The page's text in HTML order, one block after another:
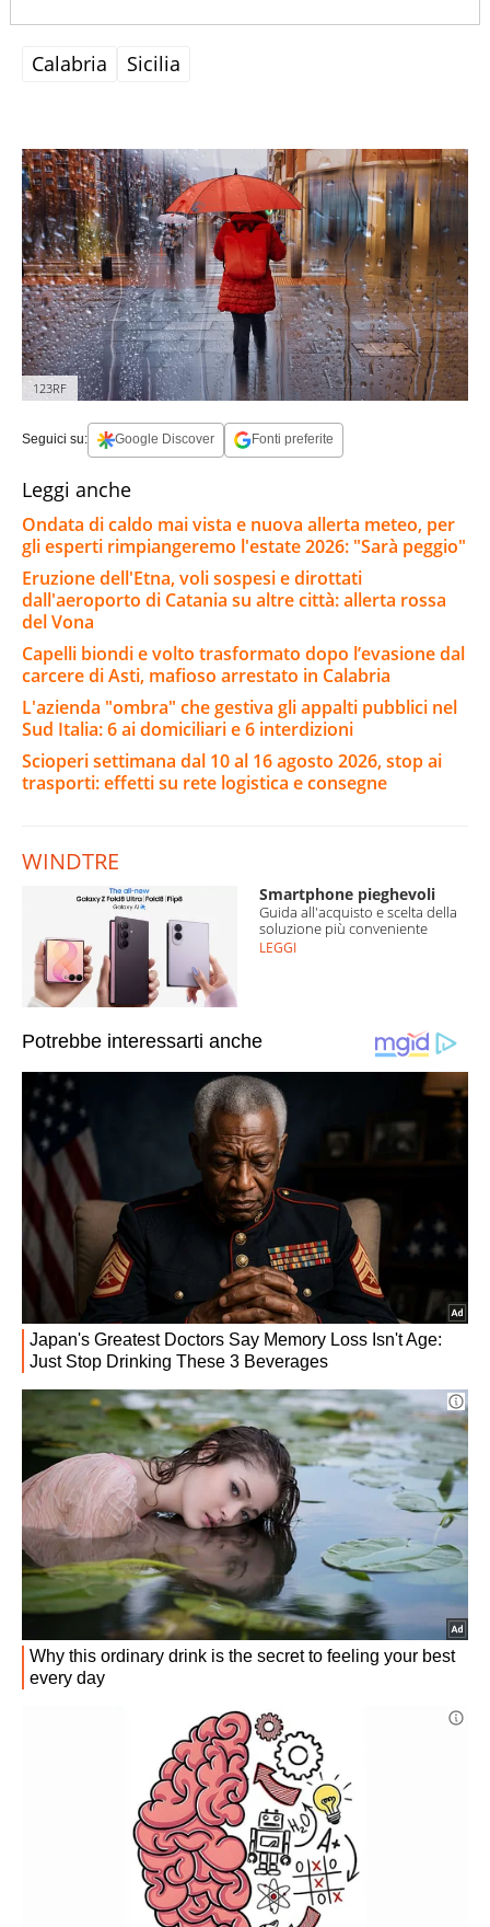
Calabria Sicilia
123RF
Seguici su: Google Discover Fonti preferite
Leggi anche
Ondata di caldo mai vista e nuova allerta meteo, per
gli esperti rimpiangeremo l'estate 2026: "Sarà peggio"
Eruzione dell'Etna, voli sospesi e dirottati
dall'aeroporto di Catania su altre città: allerta rossa
del Vona
Capelli biondi e volto trasformato dopo l’evasione dal
carcere di Asti, mafioso arrestato in Calabria
L'azienda "ombra" che gestiva gli appalti pubblici nel
Sud Italia: 6 ai domiciliari e 6 interdizioni
Scioperi settimana dal 10 al 16 agosto 2026, stop ai
trasporti: effetti su rete logistica e consegne
WINDTRE
Smartphone pieghevoli
Guida all'acquisto e scelta della
soluzione più conveniente
LEGGI